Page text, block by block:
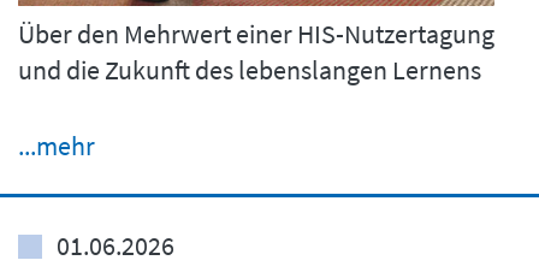
Über den Mehrwert einer HIS-Nutzertagung
und die Zukunft des lebenslangen Lernens
...mehr
01.06.2026